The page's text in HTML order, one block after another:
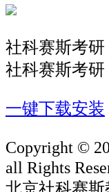
社科赛斯考研
社科赛斯考
一键下载安装
Copyright ©
all Rights